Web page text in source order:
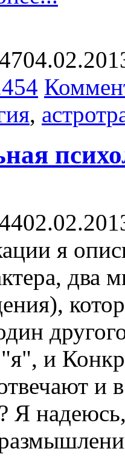
,
я
два
и
и
Я